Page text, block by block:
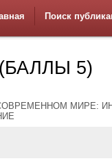
Поиск
5)
МИРЕ: